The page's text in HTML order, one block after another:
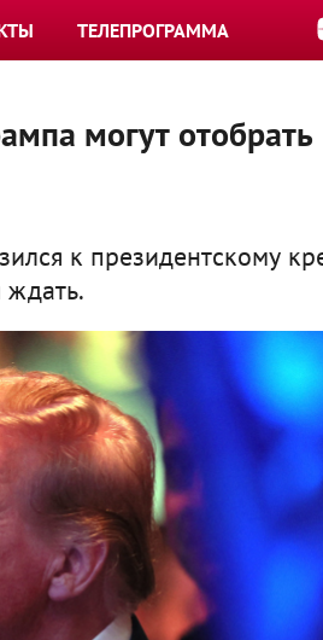
ТЕЛЕПРОГРАММА
могут отобрать
к президентскому
ждать.